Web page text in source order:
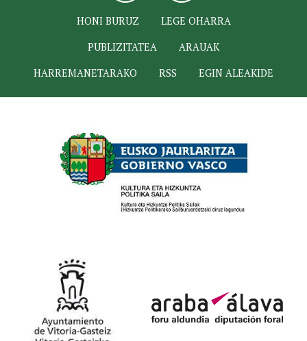
HONI BURUZ
LEGE OHARRA
PUBLIZITATEA
ARAUAK
HARREMANETARAKO
RSS EGIN ALEAKIDE